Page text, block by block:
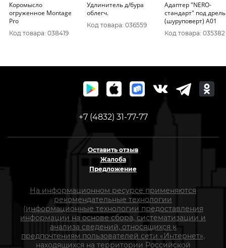
Коромысло
огруженное Montage
Pro
Код товара: 038419
Удлинитель д/бура
облегч.
Код товара: 036559
Адаптер "NERO-
стандарт" под дрель
(шуруповерт) А01
Код товара: 035382
+7 (4832) 31-77-77
Оставить отзыв
Жалоба
Предложение
На информационном ресурсе применяются
рекомендательные технологии
(информационные технологии предоставления
информации на основе сбора, систематизации и
анализа сведений, относящихся к
предпочтениям пользователей сети «Интернет»,
находящихся на территории Российской